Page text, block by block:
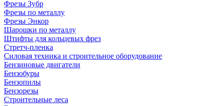
Фрезы Зубр
Фрезы по металлу
Фрезы Энкор
Шарошки по металлу
Штифты для кольцевых фрез
Стретч-пленка
Силовая техника и строительное оборудование
Бензиновые двигатели
Бензобуры
Бензопилы
Бензорезы
Строительные леса